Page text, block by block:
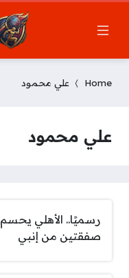
Home علي محمود
علي محمود
رسميًا.. الأهلي يحسم
صفقتين من إنبي